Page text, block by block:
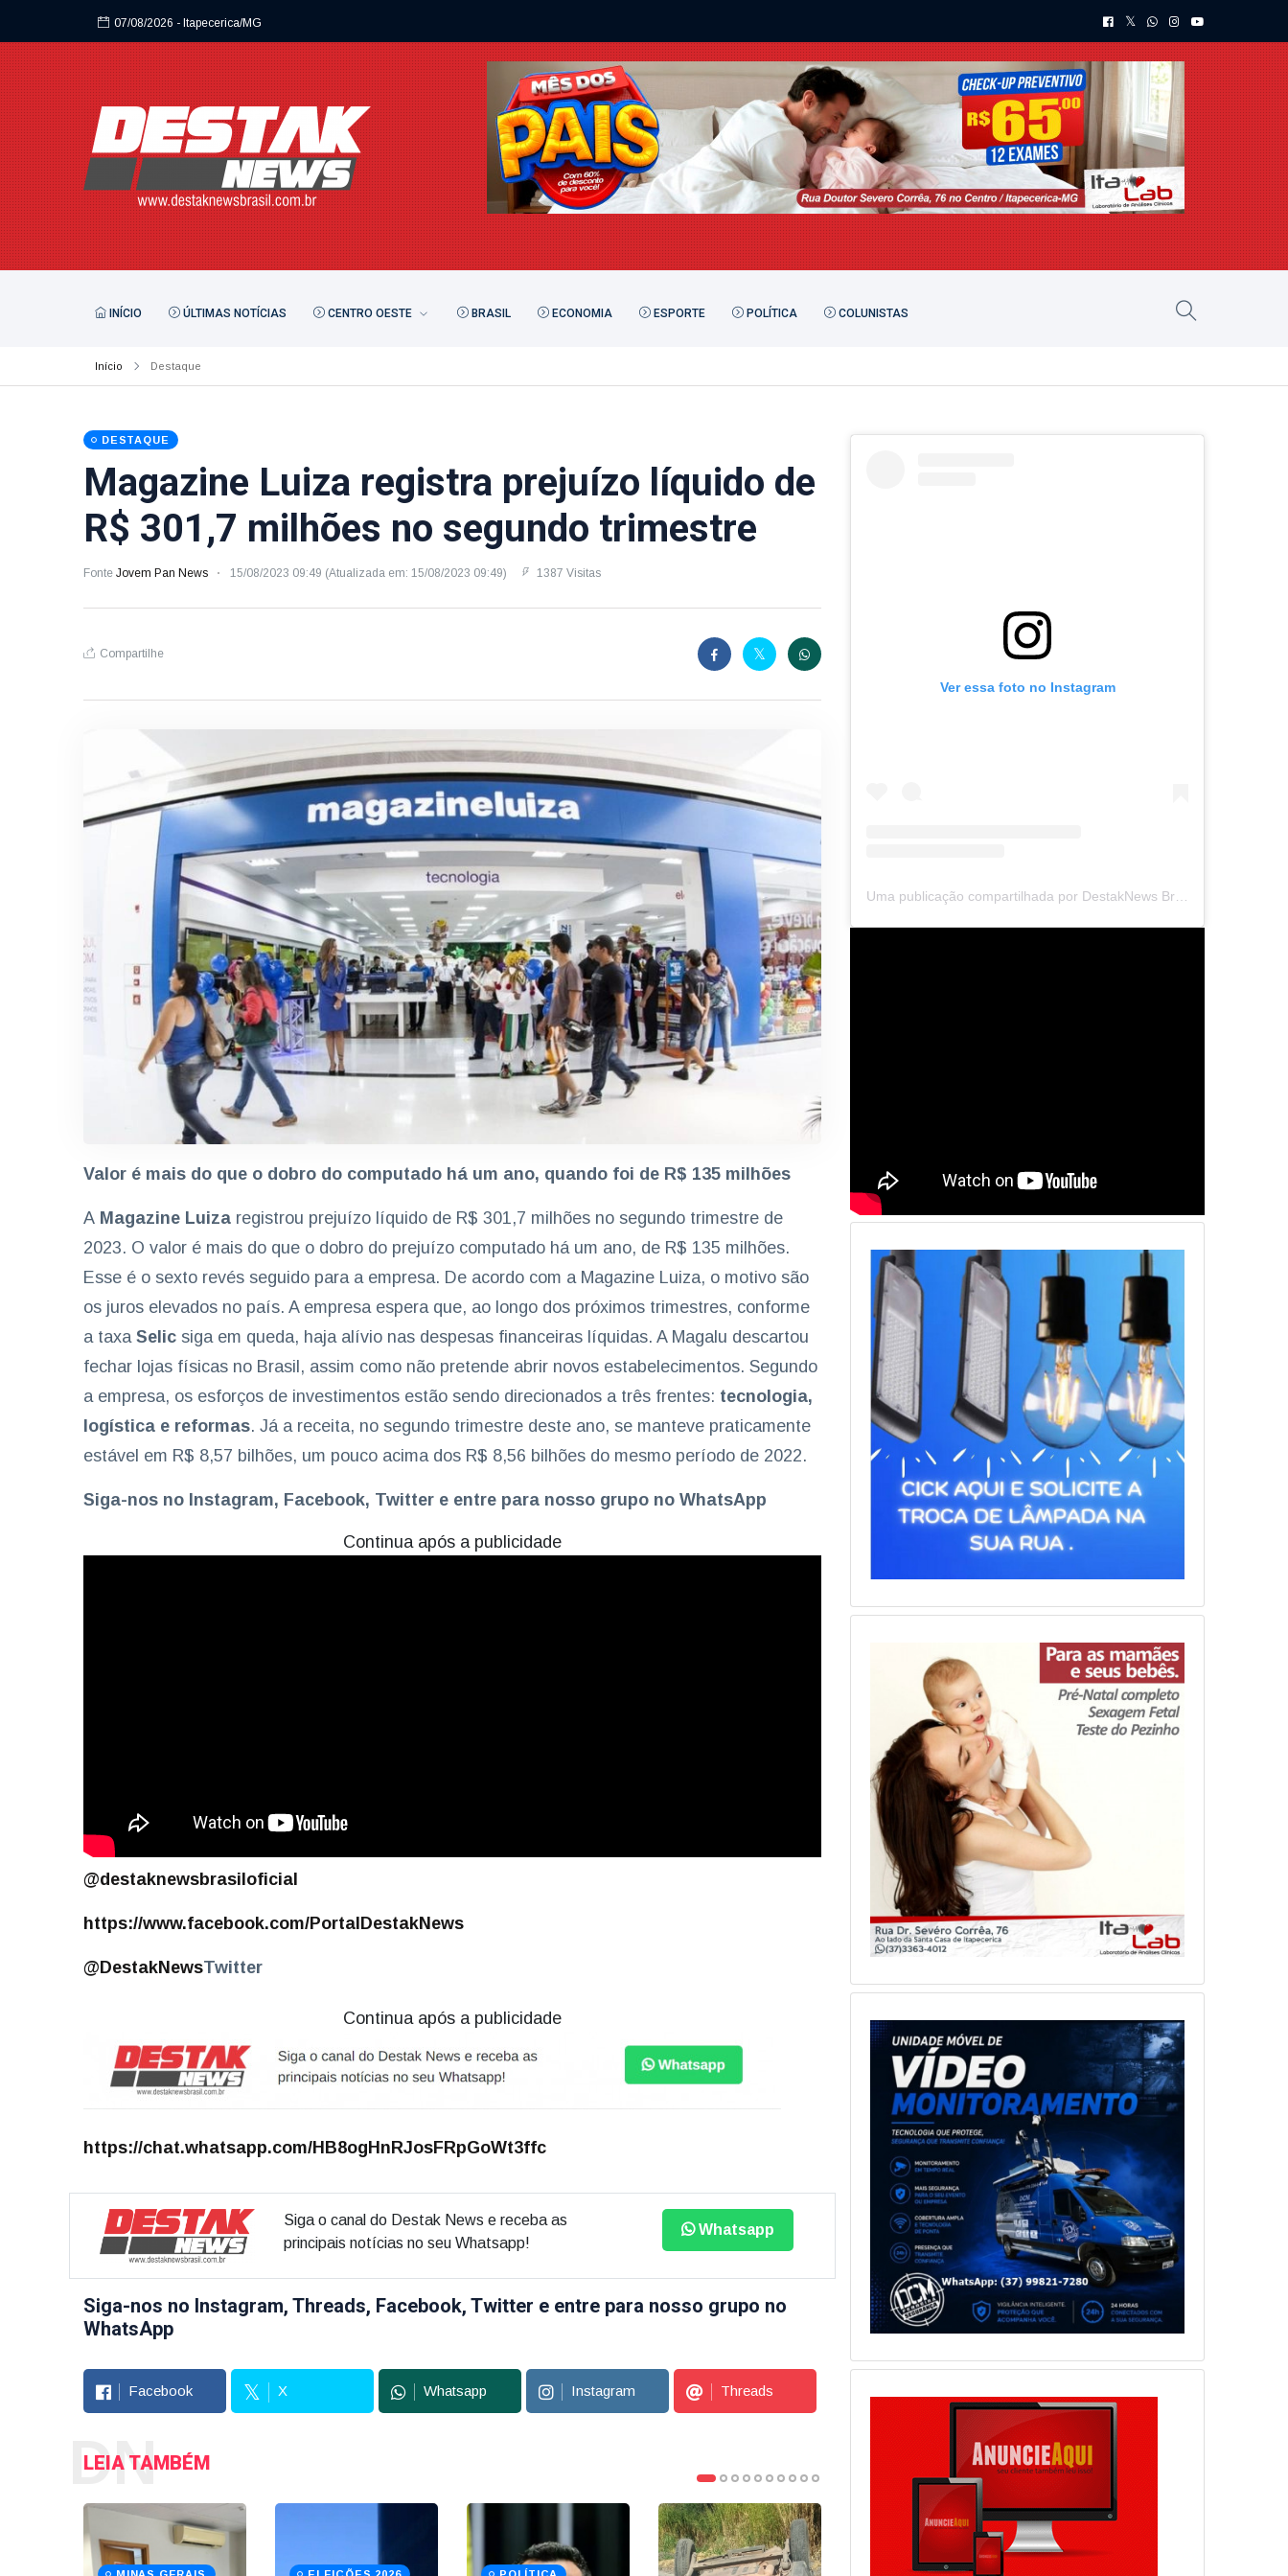
07/08/2026 - Itapecerica/MG
07/08/2026- Itapecerica/MG
INÍCIO ÚLTIMAS NOTÍCIAS CENTRO OESTE BRASIL ECONOMIA ESPORTE POLÍTICA COLUNISTAS
Início Destaque
DESTAQUE
Magazine Luiza registra prejuízo líquido de
R$ 301,7 milhões no segundo trimestre
Fonte Jovem Pan News 15/08/2023 09:49 (Atualizada em: 15/08/2023 09:49) 1387 Visitas
Compartilhe
Valor é mais do que o dobro do computado há um ano, quando foi de R$ 135 milhões
A Magazine Luiza registrou prejuízo líquido de R$ 301,7 milhões no segundo trimestre de
2023. O valor é mais do que o dobro do prejuízo computado há um ano, de R$ 135 milhões.
Esse é o sexto revés seguido para a empresa. De acordo com a Magazine Luiza, o motivo são
os juros elevados no país. A empresa espera que, ao longo dos próximos trimestres, conforme
a taxa Selic siga em queda, haja alívio nas despesas financeiras líquidas. A Magalu descartou
fechar lojas físicas no Brasil, assim como não pretende abrir novos estabelecimentos. Segundo
a empresa, os esforços de investimentos estão sendo direcionados a três frentes: tecnologia,
logística e reformas. Já a receita, no segundo trimestre deste ano, se manteve praticamente
estável em R$ 8,57 bilhões, um pouco acima dos R$ 8,56 bilhões do mesmo período de 2022.
Siga-nos no Instagram, Facebook, Twitter e entre para nosso grupo no WhatsApp
Continua após a publicidade
@destaknewsbrasiloficial
https://www.facebook.com/PortalDestakNews
@DestakNewsTwitter
Continua após a publicidade
https://chat.whatsapp.com/HB8ogHnRJosFRpGoWt3ffc
Siga o canal do Destak News e receba as
principais notícias no seu Whatsapp!
Whatsapp
Siga-nos no Instagram, Threads, Facebook, Twitter e entre para nosso grupo no
WhatsApp
Facebook X Whatsapp Instagram Threads
LEIA TAMBÉM
DN
Ver essa foto no Instagram